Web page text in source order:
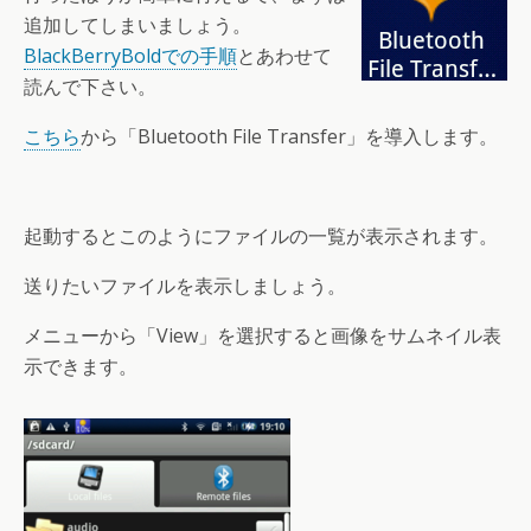
追加してしまいましょう。
BlackBerryBoldでの手順とあわせて
読んで下さい。
こちらから「Bluetooth File Transfer」を導入します。
起動するとこのようにファイルの一覧が表示されます。
送りたいファイルを表示しましょう。
メニューから「View」を選択すると画像をサムネイル表
示できます。